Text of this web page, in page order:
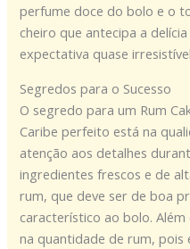
perfume doce do bolo e o
cheiro que antecipa a
expectativa quase
Segredos para o Sucesso
O segredo para um Rum
Caribe perfeito está na
atenção aos detalhes
ingredientes frescos e de
rum, que deve ser de boa
característico ao bolo.
na quantidade de rum, pois